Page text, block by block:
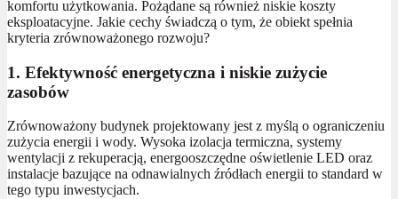
komfortu użytkowania. Pożądane są również niskie koszty
eksploatacyjne. Jakie cechy świadczą o tym, że obiekt spełnia
kryteria zrównoważonego rozwoju?
1. Efektywność energetyczna i niskie zużycie
zasobów
Zrównoważony budynek projektowany jest z myślą o ograniczeniu
zużycia energii i wody. Wysoka izolacja termiczna, systemy
wentylacji z rekuperacją, energooszczędne oświetlenie LED oraz
instalacje bazujące na odnawialnych źródłach energii to standard w
tego typu inwestycjach.